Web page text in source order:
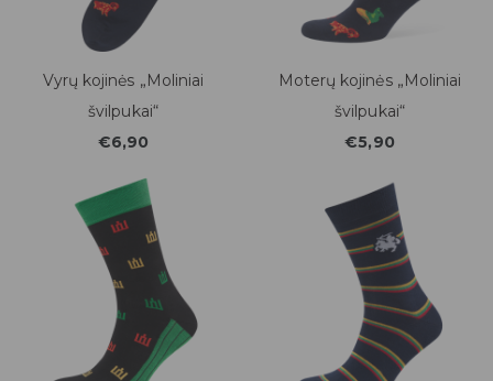
Vyrų kojinės „Moliniai
švilpukai“
€6,90
Moterų kojinės „Moliniai
švilpukai“
€5,90